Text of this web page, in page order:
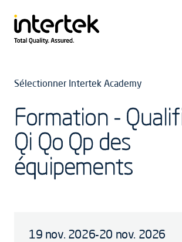
Sélectionner Intertek Academy
Formation -
Qi Qo Qp des
équipements
19 nov. 2026-20 nov. 2026